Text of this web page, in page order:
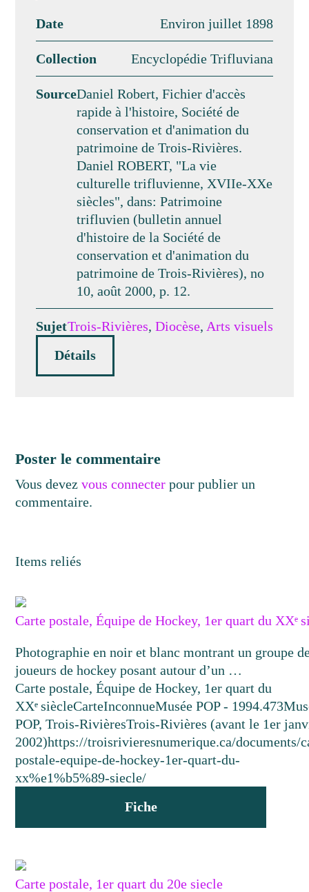
Date Environ juillet 1898
Collection Encyclopédie Trifluviana
SourceDaniel Robert, Fichier d'accès
rapide à l'histoire, Société de
conservation et d'animation du
patrimoine de Trois-Rivières.
Daniel ROBERT, "La vie
culturelle trifluvienne, XVIIe-XXe
siècles", dans: Patrimoine
trifluvien (bulletin annuel
d'histoire de la Société de
conservation et d'animation du
patrimoine de Trois-Rivières), no
10, août 2000, p. 12.
SujetTrois-Rivières, Diocèse, Arts visuels
Détails
Poster le commentaire
Vous devezvous connecter pour publier un
commentaire.
Items reliés
Carte postale, Équipe de Hockey, 1er quart du XXᵉ
Photographie en noir et blanc montrant un groupe
joueurs de hockey posant autour d’un …
Carte postale, Équipe de Hockey, 1er quart du
XXᵉ siècleCarteInconnueMusée POP - 1994.473
POP, Trois-RivièresTrois-Rivières (avant le 1er
2002)https://troisrivieresnumerique.ca/documents/
postale-equipe-de-hockey-1er-quart-du-
xx%e1%b5%89-siecle/
Fiche
Carte postale, 1er quart du 20e siecle